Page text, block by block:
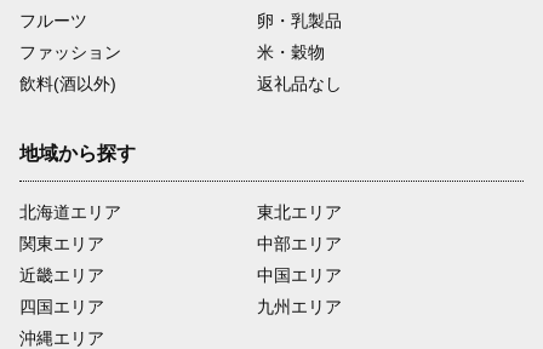
フルーツ
卵・乳製品
ファッション
米・穀物
飲料(酒以外)
返礼品なし
地域から探す
北海道エリア
関東エリア
近畿エリア
四国エリア
沖縄エリア
東北エリア
中部エリア
中国エリア
九州エリア